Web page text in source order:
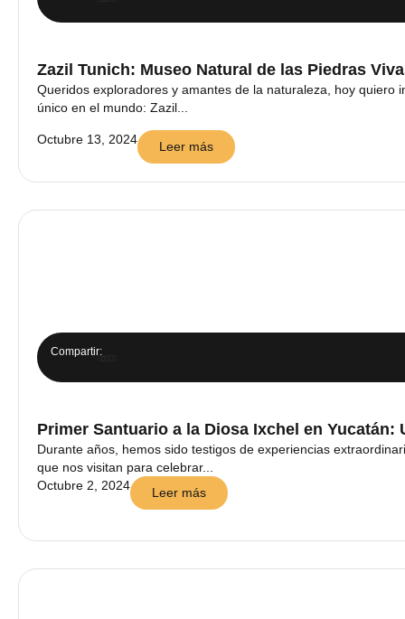
Zazil Tunich: Museo Natural de las Piedras
Queridos exploradores y amantes de la naturaleza, hoy quiero
único en el mundo: Zazil...
Octubre 13, 2024 Leer más
Compartir:
Primer Santuario a la Diosa Ixchel en Yucatán:
Durante años, hemos sido testigos de experiencias
que nos visitan para celebrar...
Octubre 2, 2024
Leer más